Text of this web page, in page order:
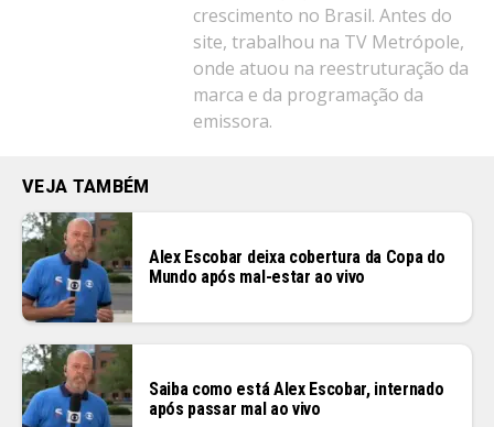
crescimento no Brasil. Antes do
site, trabalhou na TV Metrópole,
onde atuou na reestruturação da
marca e da programação da
emissora.
VEJA TAMBÉM
Alex Escobar deixa cobertura da Copa do
Mundo após mal-estar ao vivo
Saiba como está Alex Escobar, internado
após passar mal ao vivo